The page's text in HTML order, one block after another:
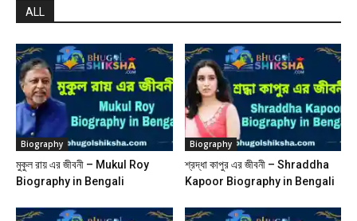
ALL
Biography
মুকুল রায় এর জীবনী – Mukul Roy
Biography in Bengali
Biography
শ্রদ্ধা কাপুর এর জীবনী – Shraddha
Kapoor Biography in Bengali